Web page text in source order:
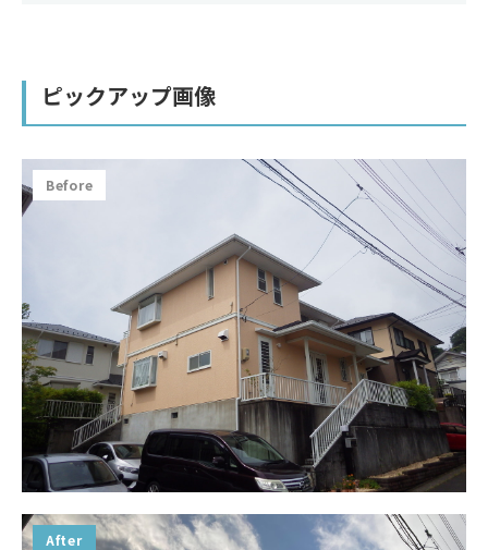
ピックアップ画像
Before
After